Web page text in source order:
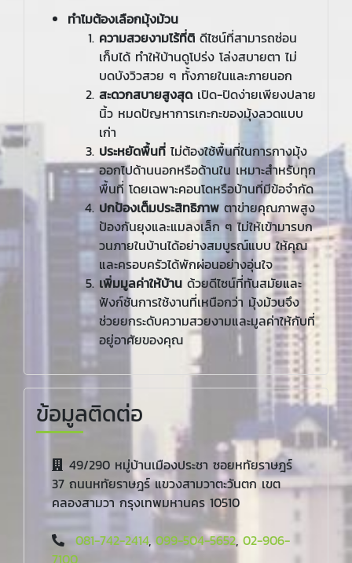
ทำไมต้องเลือกมุ้งม้วน
ความสวยงามไร้ที่ติ ดีไซน์ที่สามารถซ่อน
เก็บได้ ทำให้บ้านดูโปร่ง โล่งสบายตา ไม่
บดบังวิวสวย ๆ ทั้งภายในและภายนอก
สะดวกสบายสูงสุด เปิด-ปิดง่ายเพียงปลาย
นิ้ว หมดปัญหาการเกะกะของมุ้งลวดแบบ
เก่า
ประหยัดพื้นที่ ไม่ต้องใช้พื้นที่ในการกางมุ้ง
ออกไปด้านนอกหรือด้านใน เหมาะสำหรับทุก
พื้นที่ โดยเฉพาะคอนโดหรือบ้านที่มีข้อจำกัด
ปกป้องเต็มประสิทธิภาพ ตาข่ายคุณภาพสูง
ป้องกันยุงและแมลงเล็ก ๆ ไม่ให้เข้ามารบก
วนภายในบ้านได้อย่างสมบูรณ์แบบ ให้คุณ
และครอบครัวได้พักผ่อนอย่างอุ่นใจ
เพิ่มมูลค่าให้บ้าน ด้วยดีไซน์ที่ทันสมัยและ
ฟังก์ชันการใช้งานที่เหนือกว่า มุ้งม้วนจึง
ช่วยยกระดับความสวยงามและมูลค่าให้กับที่
อยู่อาศัยของคุณ
ข้อมูลติดต่อ
49/290 หมู่บ้านเมืองประชา ซอยหทัยราษฎร์
37 ถนนหทัยราษฎร์ แขวงสามวาตะวันตก เขต
คลองสามวา กรุงเทพมหานคร 10510
081-742-2414,099-504-5652, 02-906-